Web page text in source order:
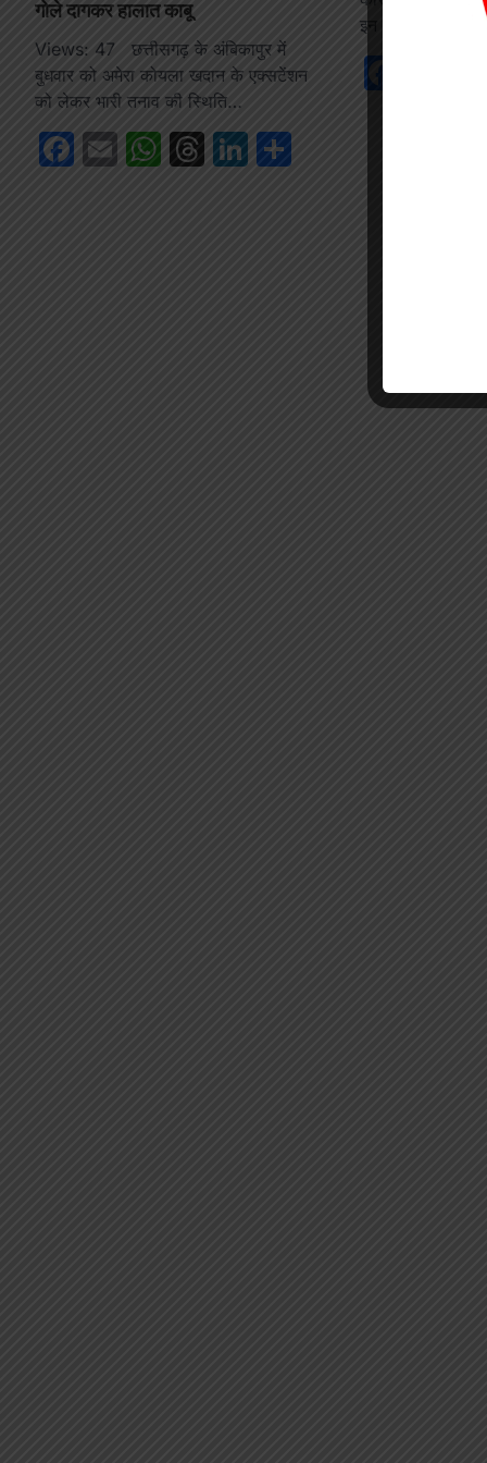
गोले दागकर हालात काबू
Views: 47 छत्तीसगढ़ के अंबिकापुर में
बुधवार को अमेरा कोयला खदान के एक्सटेंशन
को लेकर भारी तनाव की स्थिति…
Facebook
EmailWhatsApp
Threads
LinkedIn
इन दिनों हाथियों